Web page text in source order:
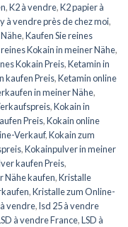
,K2 à vendre,K2 papier à
à vendre près de chez moi,
,Kaufen Sie reines
Kokain in meiner Nähe,
Kokain Preis,Ketamin in
kaufen Preis,Ketamin online
in meiner Nähe,
,Kokain in
Preis,Kokain online
Verkauf,Kokain zum
,Kokainpulver in meiner
kaufen Preis,
Nähe kaufen,Kristalle
,Kristalle zum Online-
vendre,lsd 25 à vendre
à vendre France,LSD à